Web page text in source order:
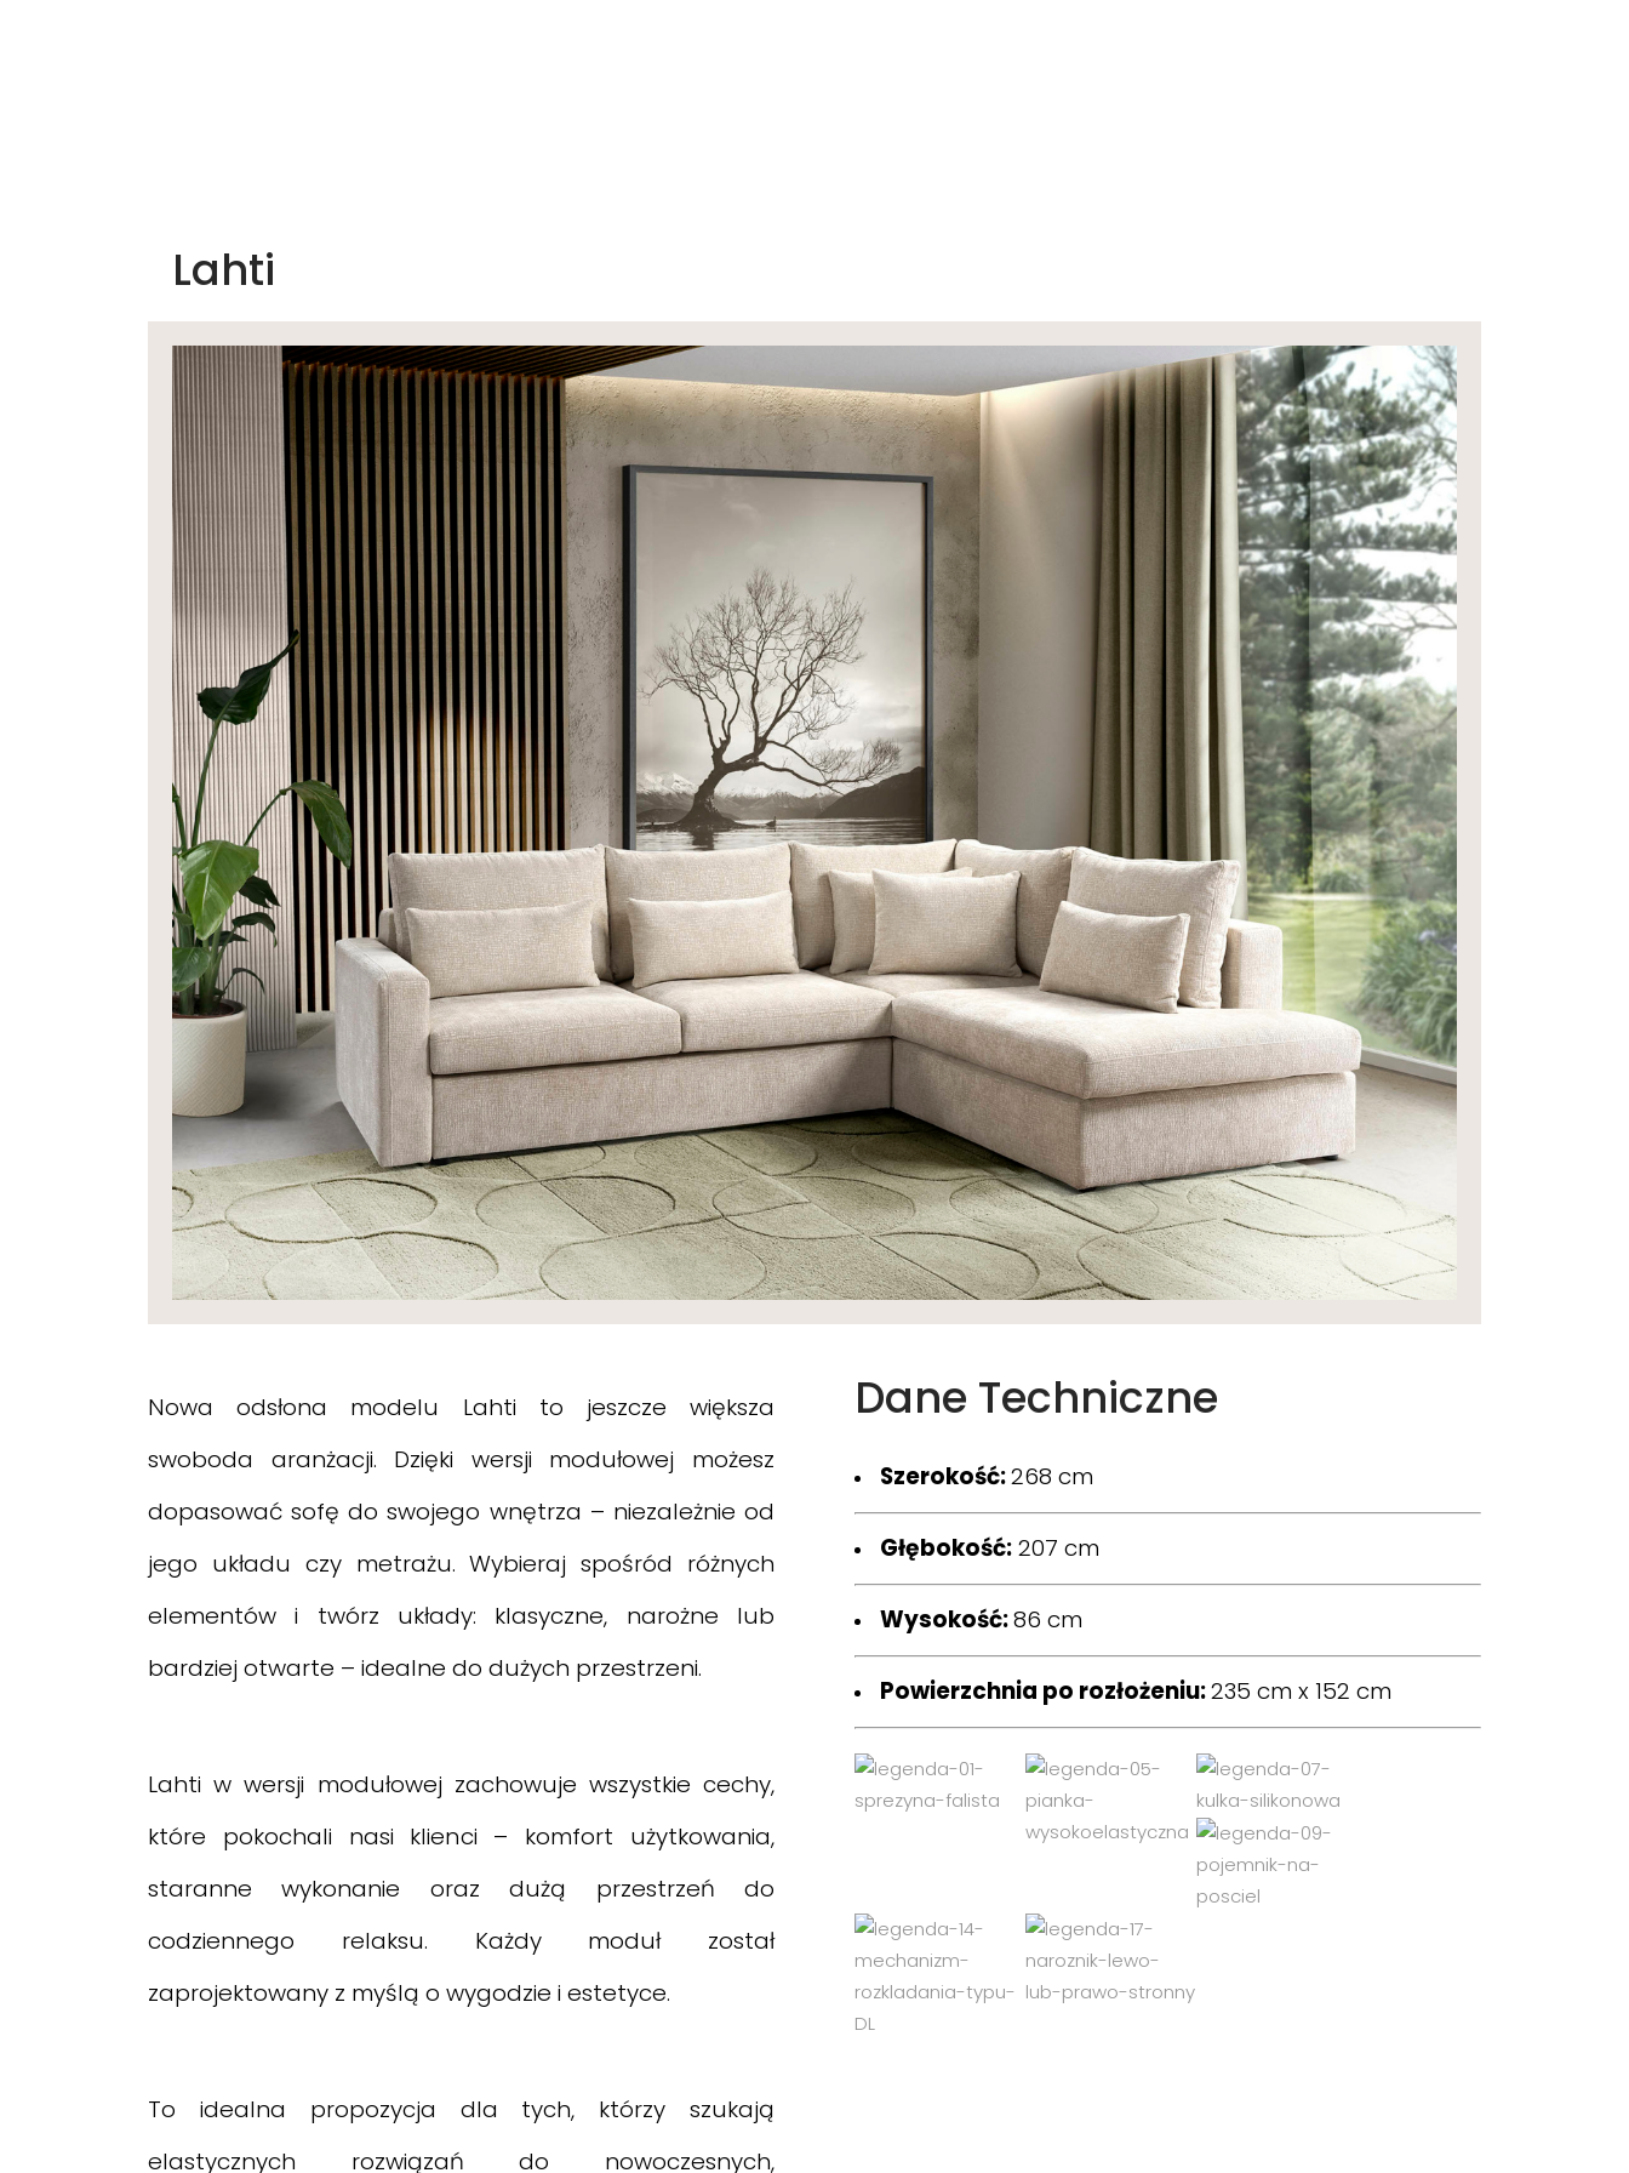
Lahti
Nowa odsłona modelu Lahti to jeszcze większa
swoboda aranżacji. Dzięki wersji modułowej możesz
dopasować sofę do swojego wnętrza – niezależnie od
jego układu czy metrażu. Wybieraj spośród różnych
elementów i twórz układy: klasyczne, narożne lub
bardziej otwarte – idealne do dużych przestrzeni.
Lahti w wersji modułowej zachowuje wszystkie cechy,
które pokochali nasi klienci – komfort użytkowania,
staranne wykonanie oraz dużą przestrzeń do
codziennego relaksu. Każdy moduł został
zaprojektowany z myślą o wygodzie i estetyce.
To idealna propozycja dla tych, którzy szukają
elastycznych rozwiązań do nowoczesnych,
Dane Techniczne
Szerokość:268 cm
Głębokość:207 cm
Wysokość:86 cm
Powierzchnia po rozłożeniu:235 cm x 152 cm